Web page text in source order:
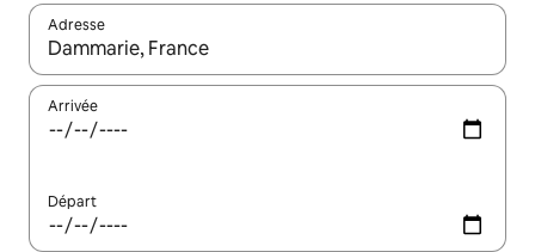
Adresse
Lorsque les résultats s'affichent, utilisez les flèches vers le
Arrivée
Départ